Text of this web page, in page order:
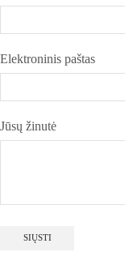
Elektroninis paštas
Jūsų žinutė